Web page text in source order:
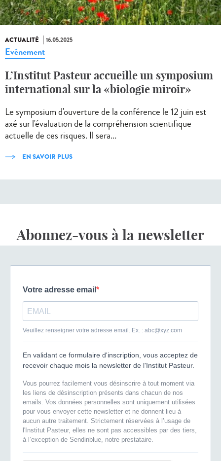
ACTUALITÉ 16.05.2025
Evénement
L’Institut Pasteur accueille un symposium
international sur la «biologie miroir»
Le symposium d'ouverture de la conférence le 12 juin est
axé sur l'évaluation de la compréhension scientifique
actuelle de ces risques. Il sera...
EN SAVOIR PLUS
Abonnez-vous à la newsletter